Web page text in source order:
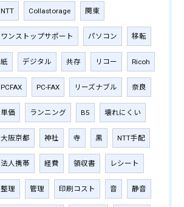
NTT Collastorage 関東
ワンストップサポート パソコン 移転
紙 デジタル 共存 リコー Ricoh
PCFAX PC-FAX リーズナブル 奈良
単価 ランニング B5 壊れにくい
大阪京都 神社 寺 黒 NTT手配
法人携帯 経費 領収書 レシート
整理 管理 印刷コスト 音 静音